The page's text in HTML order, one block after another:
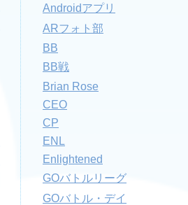
Androidアプリ
ARフォト部
BB
BB戦
Brian Rose
CEO
CP
ENL
Enlightened
GOバトルリーグ
GOバトル・デイ